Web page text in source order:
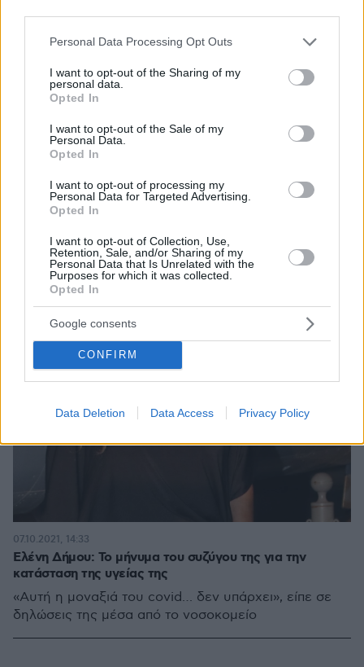
Please note that this website/app uses one or more Google
not limited to your visit or usage behaviour. You may click to
grant or deny consent to Google and its third-party tags to
use your data for below specified purposes in below Google
consent section.
Personal Data Processing Opt Outs
I want to opt-out of the Sharing of my
personal data.
Opted In
I want to opt-out of the Sale of my
Personal Data.
Opted In
I want to opt-out of processing my
Personal Data for Targeted Advertising.
Opted In
I want to opt-out of Collection, Use,
Retention, Sale, and/or Sharing of my
Personal Data that Is Unrelated with the
Purposes for which it was collected.
Opted In
Google consents
CONFIRM
Data Deletion Data Access Privacy Policy
Η Ελένη Δήμου «στάζει μέλι» για τον άνδρα της: «Ο
Άκης είναι ένας άγγελος στη γη»
«Μόνο το ότι έχει παντρευτεί εμένα έχει κλείσει θέση
στον παράδεισο», είπε η τραγουδίστρια σε μια από τις
σπάνιες φορές που μιλάει για την προσωπική της ζωή
16.02.2022, 11:41 1
Ελένη Δήμου: Το μήνυμα του συζύγου της για την
κατάσταση της υγείας της
«Αυτή η μοναξιά του covid… δεν υπάρχει», είπε σε
δηλώσεις της μέσα από το νοσοκομείο
07.10.2021, 14:33